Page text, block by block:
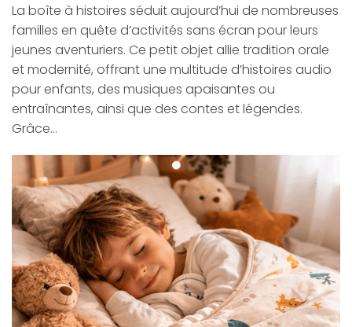
La boîte à histoires séduit aujourd’hui de nombreuses
familles en quête d’activités sans écran pour leurs
jeunes aventuriers. Ce petit objet allie tradition orale
et modernité, offrant une multitude d’histoires audio
pour enfants, des musiques apaisantes ou
entraînantes, ainsi que des contes et légendes.
Grâce…